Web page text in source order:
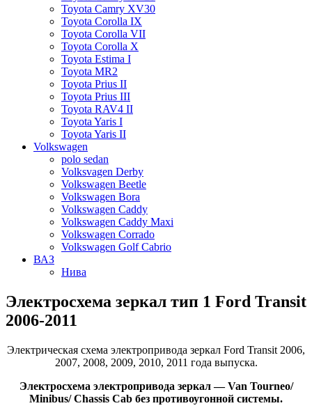
Toyota Camry XV30
Toyota Corolla IX
Toyota Corolla VII
Toyota Corolla X
Toyota Estima I
Toyota MR2
Toyota Prius II
Toyota Prius III
Toyota RAV4 II
Toyota Yaris I
Toyota Yaris II
Volkswagen
polo sedan
Volksvagen Derby
Volkswagen Beetle
Volkswagen Bora
Volkswagen Caddy
Volkswagen Caddy Maxi
Volkswagen Corrado
Volkswagen Golf Cabrio
ВАЗ
Нива
Электросхема зеркал тип 1 Ford Transit
2006-2011
Электрическая схема электропривода зеркал Ford Transit 2006,
2007, 2008, 2009, 2010, 2011 года выпуска.
Электросхема электропривода зеркал — Van Tourneo/
Minibus/ Chassis Cab без противоугонной системы.